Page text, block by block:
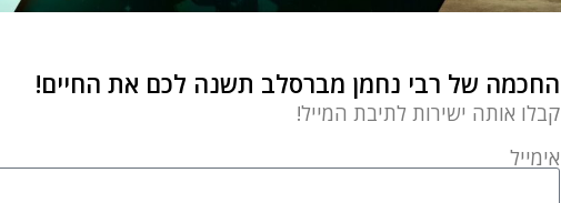
החכמה של רבי נחמן מברסלב תשנה לכם את החיים!
קבלו אותה ישירות לתיבת המייל!
אימייל